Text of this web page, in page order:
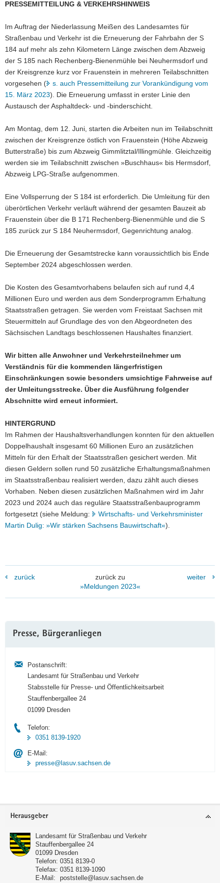
PRESSEMITTEILUNG & VERKEHRSHINWEIS
Im Auftrag der Niederlassung Meißen des Landesamtes für
Straßenbau und Verkehr ist die Erneuerung der Fahrbahn der S
184 auf mehr als zehn Kilometern Länge zwischen dem Abzweig
der S 185 nach Rechenberg-Bienenmühle bei Neuhermsdorf und
der Kreisgrenze kurz vor Frauenstein in mehreren Teilabschnitten
vorgesehen (
s. auch Pressemitteilung zur Vorankündigung vom
15. März 2023). Die Erneuerung umfasst in erster Linie den
Austausch der Asphaltdeck- und -binderschicht.
Am Montag, dem 12. Juni, starten die Arbeiten nun im Teilabschnitt
zwischen der Kreisgrenze östlich von Frauenstein (Höhe Abzweig
Butterstraße) bis zum Abzweig Gimmlitztal/Illingmühle. Gleichzeitig
werden sie im Teilabschnitt zwischen »Buschhaus« bis Hermsdorf,
Abzweig LPG-Straße aufgenommen.
Eine Vollsperrung der S 184 ist erforderlich. Die Umleitung für den
überörtlichen Verkehr verläuft während der gesamten Bauzeit ab
Frauenstein über die B 171 Rechenberg-Bienenmühle und die S
185 zurück zur S 184 Neuhermsdorf, Gegenrichtung analog.
Die Erneuerung der Gesamtstrecke kann voraussichtlich bis Ende
September 2024 abgeschlossen werden.
Die Kosten des Gesamtvorhabens belaufen sich auf rund 4,4
Millionen Euro und werden aus dem Sonderprogramm Erhaltung
Staatsstraßen getragen. Sie werden vom Freistaat Sachsen mit
Steuermitteln auf Grundlage des von den Abgeordneten des
Sächsischen Landtags beschlossenen Haushaltes finanziert.
Wir bitten alle Anwohner und Verkehrsteilnehmer um
Verständnis für die kommenden längerfristigen
Einschränkungen sowie besonders umsichtige Fahrweise auf
der Umleitungsstrecke. Über die Ausführung folgender
Abschnitte wird erneut informiert.
HINTERGRUND
Im Rahmen der Haushaltsverhandlungen konnten für den aktuellen
Doppelhaushalt insgesamt 60 Millionen Euro an zusätzlichen
Mitteln für den Erhalt der Staatsstraßen gesichert werden. Mit
diesen Geldern sollen rund 50 zusätzliche Erhaltungsmaßnahmen
im Staatsstraßenbau realisiert werden, dazu zählt auch dieses
Vorhaben. Neben diesen zusätzlichen Maßnahmen wird im Jahr
2023 und 2024 auch das reguläre Staatsstraßenbauprogramm
fortgesetzt (siehe Meldung:
Wirtschafts- und Verkehrsminister
Martin Dulig: »Wir stärken Sachsens Bauwirtschaft«).
zurück
zurück zu
»Meldungen 2023«
weiter
Information
Presse, Bürgeranliegen
Postanschrift:
Landesamt für Straßenbau und Verkehr
Stabsstelle für Presse- und Öffentlichkeitsarbeit
Stauffenbergallee 24
01099 Dresden
Telefon:
0351 8139-1920
E-Mail:
presse@lasuv.sachsen.de
Footer-
Herausgeber
Landesamt für Straßenbau und Verkehr
Stauffenbergallee 24
01099 Dresden
Telefon: 0351 8139-0
Telefax: 0351 8139-1090
E-Mail:
poststelle@lasuv.sachsen.de